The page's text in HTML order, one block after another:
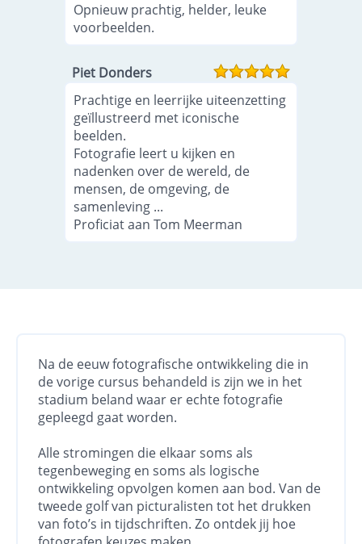
Opnieuw prachtig, helder, leuke
voorbeelden.
Piet Donders
Prachtige en leerrijke uiteenzetting
geïllustreerd met iconische
beelden.
Fotografie leert u kijken en
nadenken over de wereld, de
mensen, de omgeving, de
samenleving ...
Proficiat aan Tom Meerman
Na de eeuw fotografische ontwikkeling die in
de vorige cursus behandeld is zijn we in het
stadium beland waar er echte fotografie
gepleegd gaat worden.
Alle stromingen die elkaar soms als
tegenbeweging en soms als logische
ontwikkeling opvolgen komen aan bod. Van de
tweede golf van picturalisten tot het drukken
van foto’s in tijdschriften. Zo ontdek jij hoe